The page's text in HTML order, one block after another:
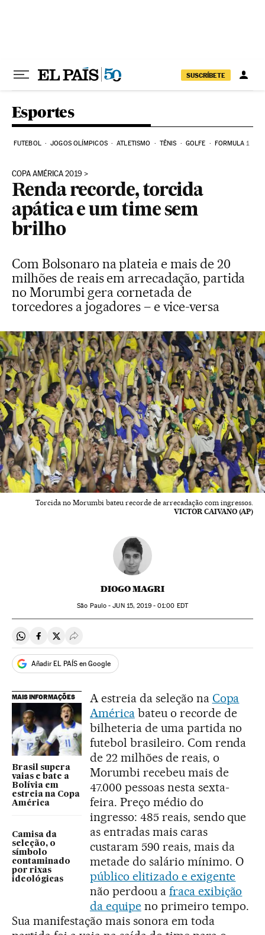
SUSCRÍBETE
Esportes
FUTEBOL JOGOS OLÍMPICOS ATLETISMO TÊNIS GOLFE FORMULA 1
COPA AMÉRICA 2019
Renda recorde, torcida
apática e um time sem
brilho
Com Bolsonaro na plateia e mais de 20
milhões de reais em arrecadação, partida
no Morumbi gera cornetada de
torcedores a jogadores – e vice-versa
Torcida no Morumbi bateu recorde de arrecadação com ingressos.
VICTOR CAIVANO (AP)
DIOGO MAGRI
São Paulo -JUN 15, 2019 - 01:00 EDT
Compartir en Whatsapp
Compartir en Facebook
Compartir en Twitter
Desplegar Redes Sociales
Añadir EL PAÍS en Google
MAIS INFORMAÇÕES
Brasil supera
vaias e bate a
Bolívia em
estreia na Copa
América
Camisa da
seleção, o
símbolo
contaminado
por rixas
ideológicas
A estreia da seleção na Copa
Américabateu o recorde de
bilheteria de uma partida no
futebol brasileiro. Com renda
de 22 milhões de reais, o
Morumbi recebeu mais de
47.000 pessoas nesta sexta-
feira. Preço médio do
ingresso: 485 reais, sendo que
as entradas mais caras
custaram 590 reais, mais da
metade do salário mínimo. O
público elitizado e exigente
não perdoou a fraca exibição
da equipeno primeiro tempo.
Sua manifestação mais sonora em toda